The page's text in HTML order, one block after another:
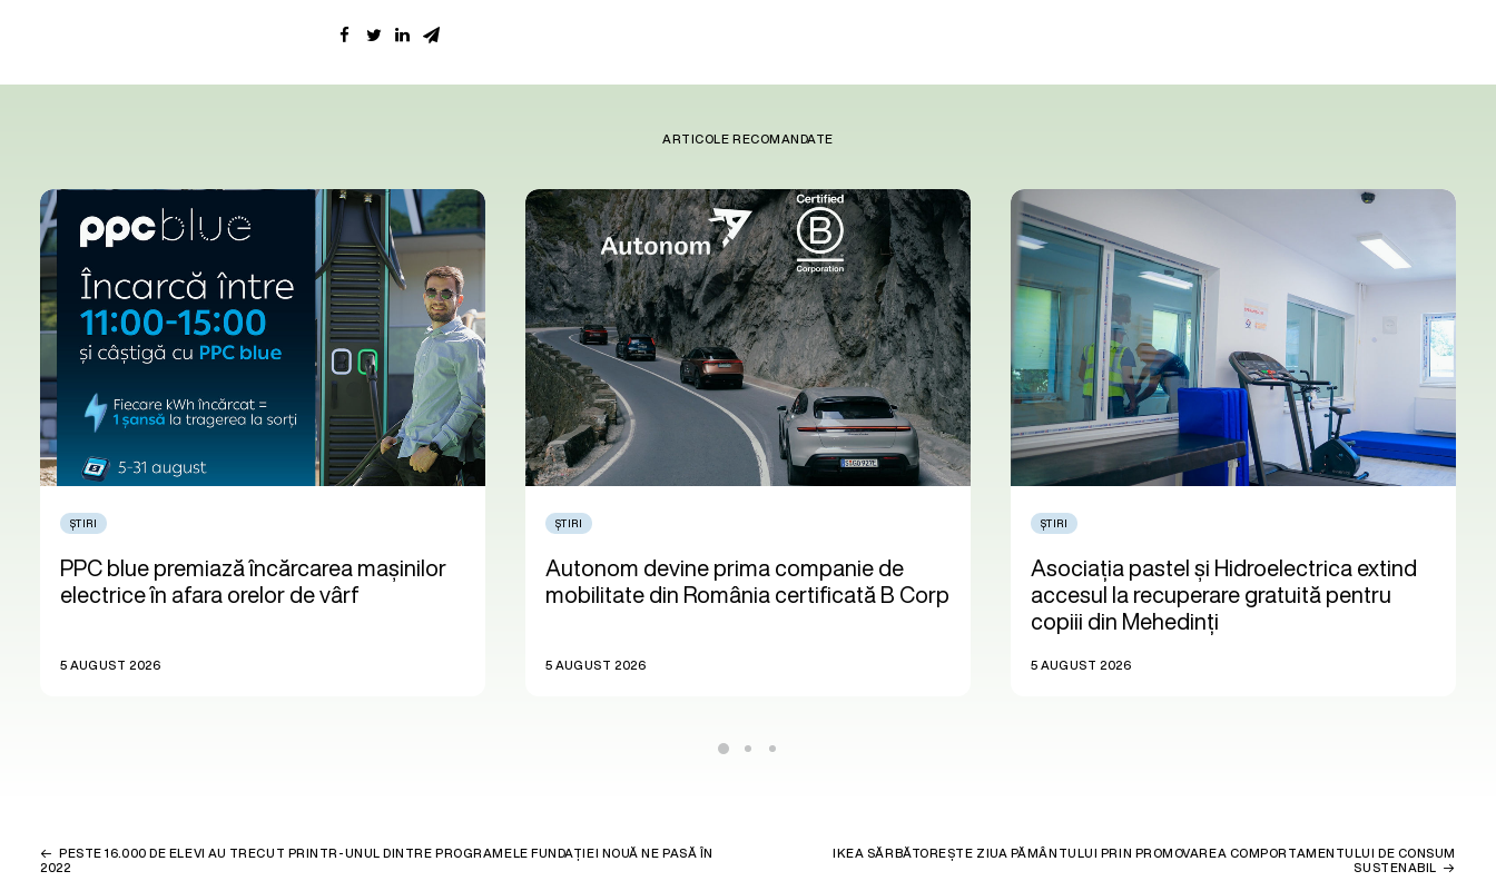
ARTICOLE RECOMANDATE
ȘTIRI
PPC blue premiază încărcarea mașinilor
electrice în afara orelor de vârf
5 AUGUST 2026
ȘTIRI
Autonom devine prima companie de
mobilitate din România certificată B Corp
5 AUGUST 2026
ȘTIRI
Asociația pastel și Hidroelectrica extind
accesul la recuperare gratuită pentru
copiii din Mehedinți
5 AUGUST 2026
PESTE 16.000 DE ELEVI AU TRECUT PRINTR-UNUL DINTRE PROGRAMELE FUNDAȚIEI NOUĂ NE PASĂ ÎN
2022
IKEA SĂRBĂTOREȘTE ZIUA PĂMÂNTULUI PRIN PROMOVAREA COMPORTAMENTULUI DE CONSUM
SUSTENABIL